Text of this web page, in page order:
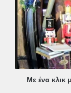
Με ένα κλικ